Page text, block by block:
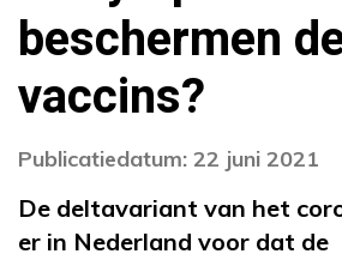
beschermen
vaccins?
Publicatiedatum: 22 juni 2021
De deltavariant van het
er in Nederland voor dat de